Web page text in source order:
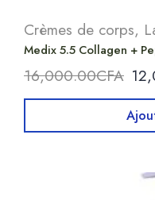
Crèmes de corps,
Medix 5.5 Collagen +
16,000.00CFA